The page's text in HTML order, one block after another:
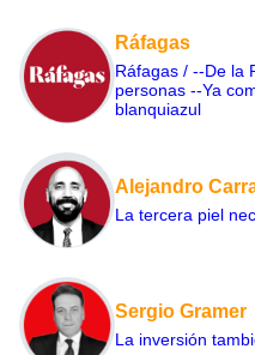
Ráfagas
Ráfagas / --De la
personas --Ya
blanquiazul
Alejandro
La tercera piel
Sergio Gramer
La inversión